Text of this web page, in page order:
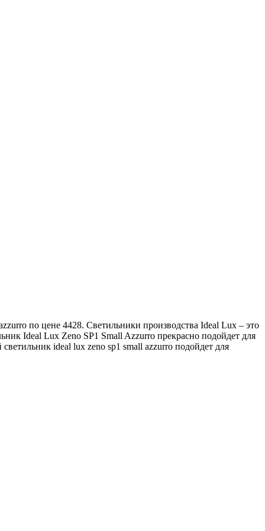
по цене 4428. Светильники производства Ideal Lux – это
Ideal Lux Zeno SP1 Small Azzurro прекрасно подойдет для
ideal lux zeno sp1 small azzurro подойдет для